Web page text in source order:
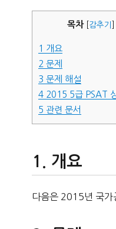
자
목차
감추기
1 개요
2 문제
3 문제 해설
4 2015 5급 PSAT
5 관련 문서
개요
다음은 2015년 국가